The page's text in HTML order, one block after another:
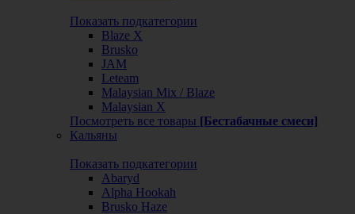
Показать подкатегории
Blaze X
Brusko
JAM
Leteam
Malaysian Mix / Blaze
Malaysian X
Посмотреть все товары [Бестабачные смеси]
Кальяны
Показать подкатегории
Abaryd
Alpha Hookah
Brusko Haze